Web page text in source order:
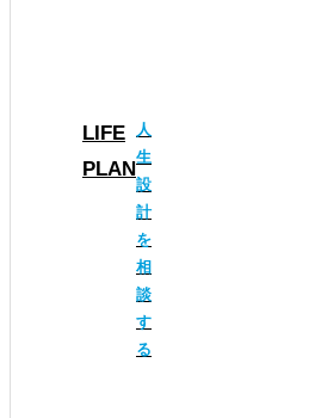
LIFE
PLAN
人
生
設
計
を
相
談
す
る